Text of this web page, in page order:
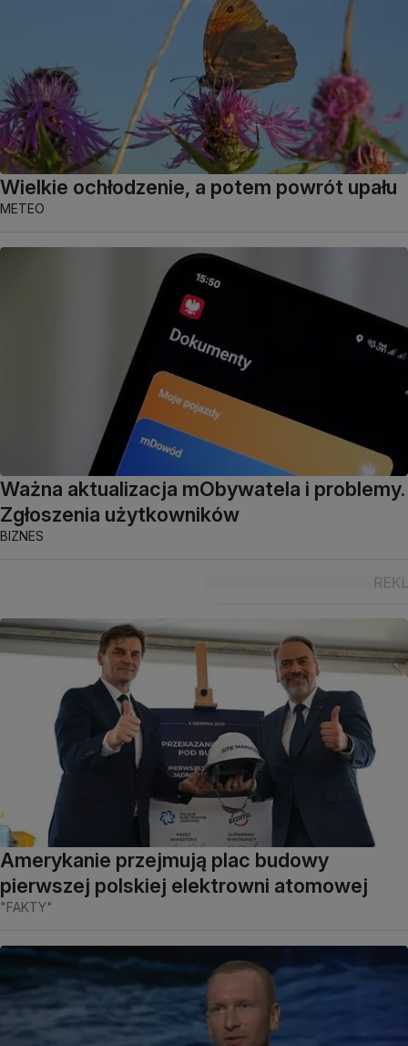
Wielkie ochłodzenie, a potem powrót upału
METEO
Ważna aktualizacja mObywatela i problemy.
Zgłoszenia użytkowników
BIZNES
Amerykanie przejmują plac budowy
pierwszej polskiej elektrowni atomowej
"FAKTY"